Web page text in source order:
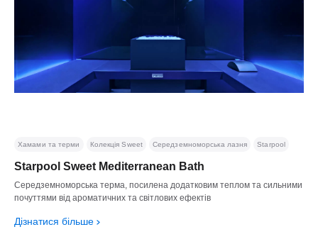
Starpool Sweet Mediterranean Bath
Середземноморська терма, посилена додатковим теплом та сильними
почуттями від ароматичних та світлових ефектів
Дізнатися більше
Хамами та терми Колекція Sweet Середземноморська лазня Starpool